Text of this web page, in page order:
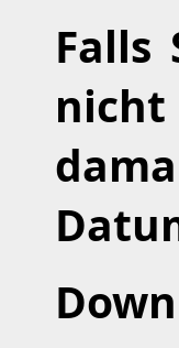
Falls